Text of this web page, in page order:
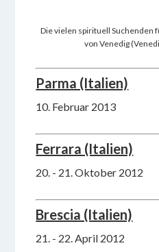
Die vielen spirituell Suchenden
von Venedig
Parma (Italien)
10. Februar 2013
Ferrara (Italien)
20. - 21. Oktober 2012
Brescia (Italien)
21. - 22. April 2012